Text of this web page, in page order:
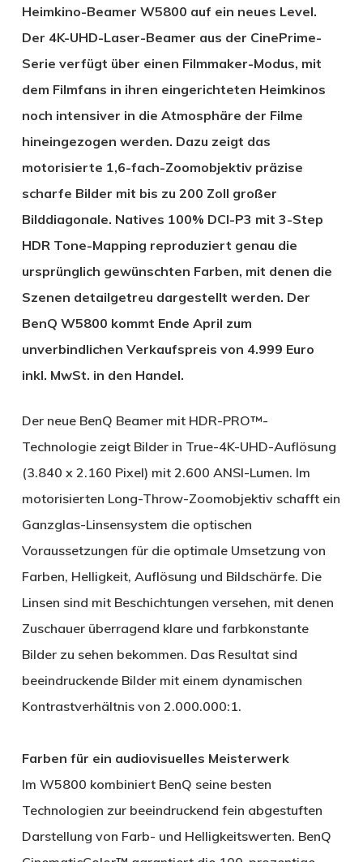
Heimkino-Beamer W5800 auf ein neues Level.
Der 4K-UHD-Laser-Beamer aus der CinePrime-
Serie verfügt über einen Filmmaker-Modus, mit
dem Filmfans in ihren eingerichteten Heimkinos
noch intensiver in die Atmosphäre der Filme
hineingezogen werden. Dazu zeigt das
motorisierte 1,6-fach-Zoomobjektiv präzise
scharfe Bilder mit bis zu 200 Zoll großer
Bilddiagonale. Natives 100% DCI-P3 mit 3-Step
HDR Tone-Mapping reproduziert genau die
ursprünglich gewünschten Farben, mit denen die
Szenen detailgetreu dargestellt werden. Der
BenQ W5800 kommt Ende April zum
unverbindlichen Verkaufspreis von 4.999 Euro
inkl. MwSt. in den Handel.
Der neue BenQ Beamer mit HDR-PRO™-
Technologie zeigt Bilder in True-4K-UHD-Auflösung
(3.840 x 2.160 Pixel) mit 2.600 ANSI-Lumen. Im
motorisierten Long-Throw-Zoomobjektiv schafft ein
Ganzglas-Linsensystem die optischen
Voraussetzungen für die optimale Umsetzung von
Farben, Helligkeit, Auflösung und Bildschärfe. Die
Linsen sind mit Beschichtungen versehen, mit denen
Zuschauer überragend klare und farbkonstante
Bilder zu sehen bekommen. Das Resultat sind
beeindruckende Bilder mit einem dynamischen
Kontrastverhältnis von 2.000.000:1.
Farben für ein audiovisuelles Meisterwerk
Im W5800 kombiniert BenQ seine besten
Technologien zur beeindruckend fein abgestuften
Darstellung von Farb- und Helligkeitswerten. BenQ